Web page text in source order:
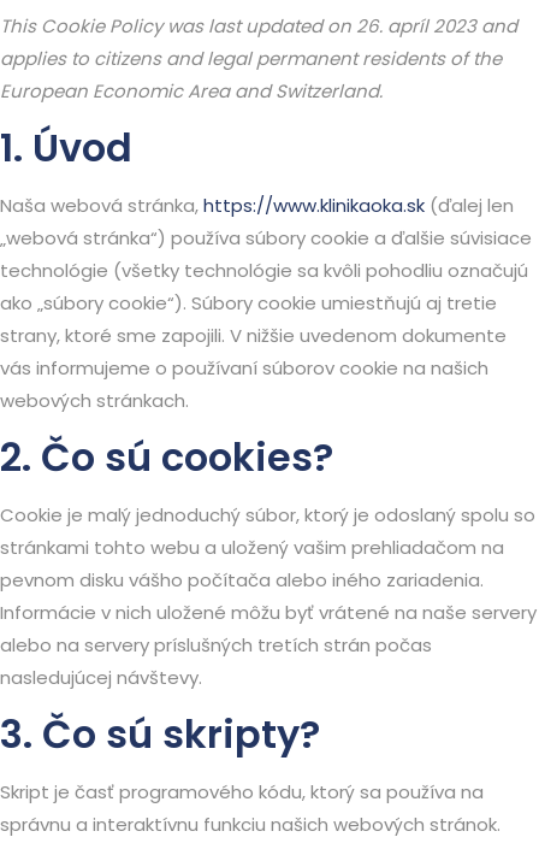
This Cookie Policy was last updated on 26. apríl 2023 and
applies to citizens and legal permanent residents of the
European Economic Area and Switzerland.
1. Úvod
Naša webová stránka,https://www.klinikaoka.sk (ďalej len
„webová stránka“) používa súbory cookie a ďalšie súvisiace
technológie (všetky technológie sa kvôli pohodliu označujú
ako „súbory cookie“). Súbory cookie umiestňujú aj tretie
strany, ktoré sme zapojili. V nižšie uvedenom dokumente
vás informujeme o používaní súborov cookie na našich
webových stránkach.
2. Čo sú cookies?
Cookie je malý jednoduchý súbor, ktorý je odoslaný spolu so
stránkami tohto webu a uložený vašim prehliadačom na
pevnom disku vášho počítača alebo iného zariadenia.
Informácie v nich uložené môžu byť vrátené na naše servery
alebo na servery príslušných tretích strán počas
nasledujúcej návštevy.
3. Čo sú skripty?
Skript je časť programového kódu, ktorý sa používa na
správnu a interaktívnu funkciu našich webových stránok.